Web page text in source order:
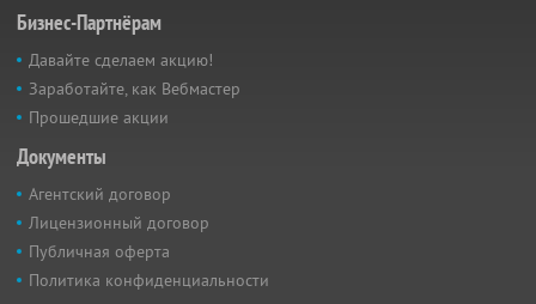
Бизнес-Партнёрам
Давайте сделаем акцию!
Заработайте, как Вебмастер
Прошедшие акции
Документы
Агентский договор
Лицензионный договор
Публичная оферта
Политика конфиденциальности